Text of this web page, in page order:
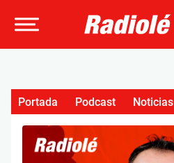
Portada Podcast Noticias